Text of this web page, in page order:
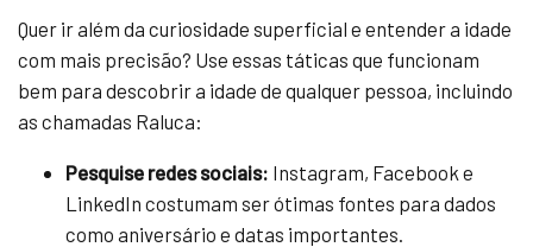
Quer ir além da curiosidade superficial e entender a idade
com mais precisão? Use essas táticas que funcionam
bem para descobrir a idade de qualquer pessoa, incluindo
as chamadas Raluca:
Pesquise redes sociais: Instagram, Facebook e
LinkedIn costumam ser ótimas fontes para dados
como aniversário e datas importantes.